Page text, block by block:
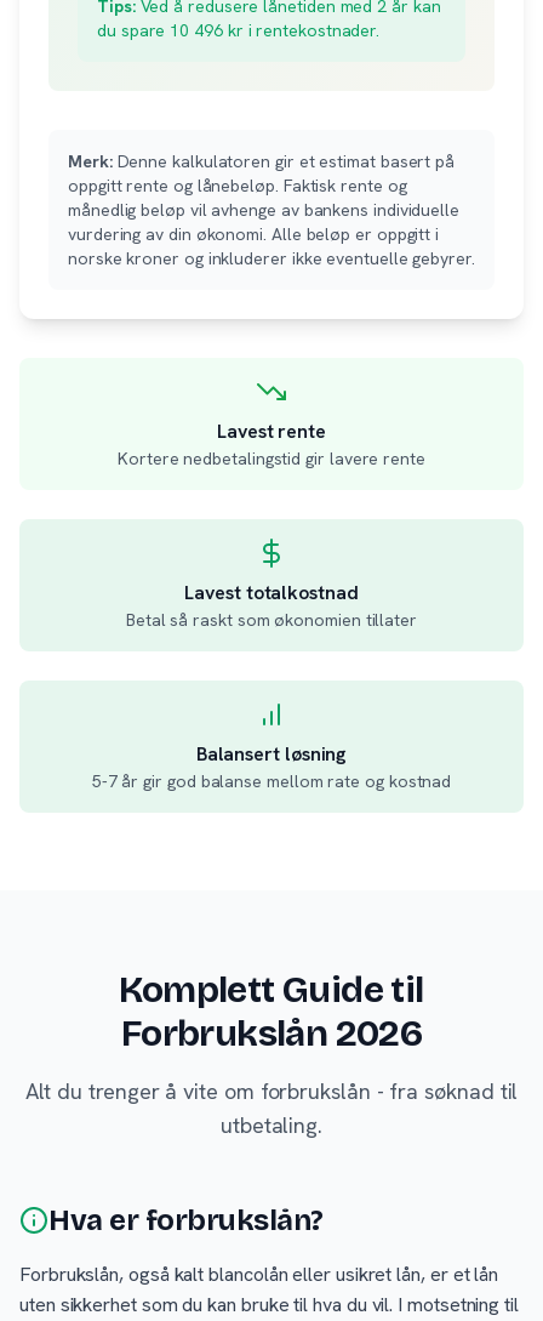
Tips:Ved å redusere lånetiden med 2 år kan
du spare 10 496kr i rentekostnader.
Merk:Denne kalkulatoren gir et estimat basert på
oppgitt rente og lånebeløp. Faktisk rente og
månedlig beløp vil avhenge av bankens individuelle
vurdering av din økonomi. Alle beløp er oppgitt i
norske kroner og inkluderer ikke eventuelle gebyrer.
Lavest rente
Kortere nedbetalingstid gir lavere rente
Lavest totalkostnad
Betal så raskt som økonomien tillater
Balansert løsning
5-7 år gir god balanse mellom rate og kostnad
Komplett Guide til
Forbrukslån 2026
Alt du trenger å vite om forbrukslån - fra søknad til
utbetaling.
Hva er forbrukslån?
Forbrukslån, også kalt blancolån eller usikret lån, er et lån
uten sikkerhet som du kan bruke til hva du vil. I motsetning til